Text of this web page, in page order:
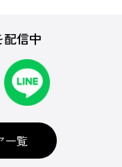
信中
一覧